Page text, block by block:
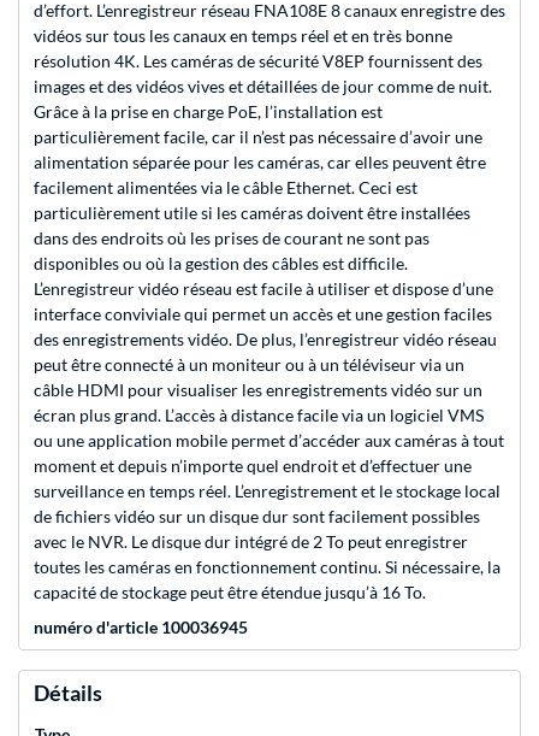
d’effort. L’enregistreur réseau FNA108E 8 canaux enregistre des
vidéos sur tous les canaux en temps réel et en très bonne
résolution 4K. Les caméras de sécurité V8EP fournissent des
images et des vidéos vives et détaillées de jour comme de nuit.
Grâce à la prise en charge PoE, l’installation est
particulièrement facile, car il n’est pas nécessaire d’avoir une
alimentation séparée pour les caméras, car elles peuvent être
facilement alimentées via le câble Ethernet. Ceci est
particulièrement utile si les caméras doivent être installées
dans des endroits où les prises de courant ne sont pas
disponibles ou où la gestion des câbles est difficile.
L’enregistreur vidéo réseau est facile à utiliser et dispose d’une
interface conviviale qui permet un accès et une gestion faciles
des enregistrements vidéo. De plus, l’enregistreur vidéo réseau
peut être connecté à un moniteur ou à un téléviseur via un
câble HDMI pour visualiser les enregistrements vidéo sur un
écran plus grand. L’accès à distance facile via un logiciel VMS
ou une application mobile permet d’accéder aux caméras à tout
moment et depuis n’importe quel endroit et d’effectuer une
surveillance en temps réel. L’enregistrement et le stockage local
de fichiers vidéo sur un disque dur sont facilement possibles
avec le NVR. Le disque dur intégré de 2 To peut enregistrer
toutes les caméras en fonctionnement continu. Si nécessaire, la
capacité de stockage peut être étendue jusqu’à 16 To.
numéro d'article 100036945
Détails